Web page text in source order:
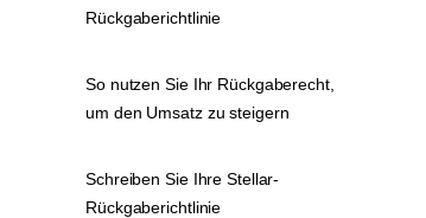
Rückgaberichtlinie
So nutzen Sie Ihr Rückgaberecht,
um den Umsatz zu steigern
Schreiben Sie Ihre Stellar-
Rückgaberichtlinie